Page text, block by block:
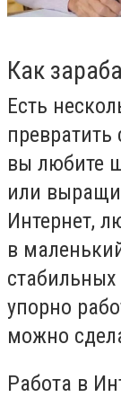
Как
Есть
вы любите
или
Интернет,
в
упорно
можно
Работа в